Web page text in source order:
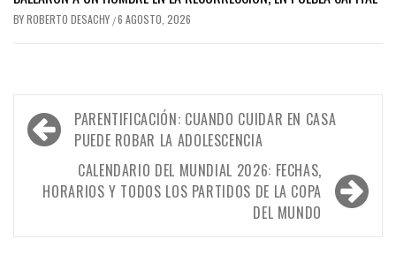
BYROBERTO DESACHY /6 AGOSTO, 2026
Navegación
de
entradas
PARENTIFICACIÓN: CUANDO CUIDAR EN CASA
PUEDE ROBAR LA ADOLESCENCIA
CALENDARIO DEL MUNDIAL 2026: FECHAS,
HORARIOS Y TODOS LOS PARTIDOS DE LA COPA
DEL MUNDO